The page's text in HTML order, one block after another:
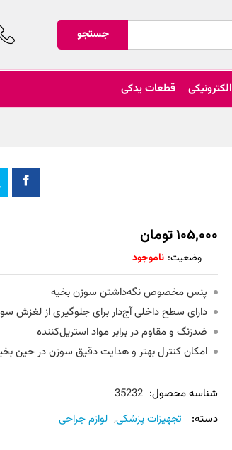
جستجو
الکترونیکی قطعات یدکی
۱۰۵,۰۰۰تومان
وضعیت: ناموجود
پنس مخصوص نگه‌داشتن سوزن بخیه
دارای سطح داخلی آج‌دار برای جلوگیری از لغزش
ضدزنگ و مقاوم در برابر مواد استریل‌کننده
امکان کنترل بهتر و هدایت دقیق سوزن در حین
شناسه محصول: 35232
دسته:
تجهیزات پزشکی, لوازم جراحی